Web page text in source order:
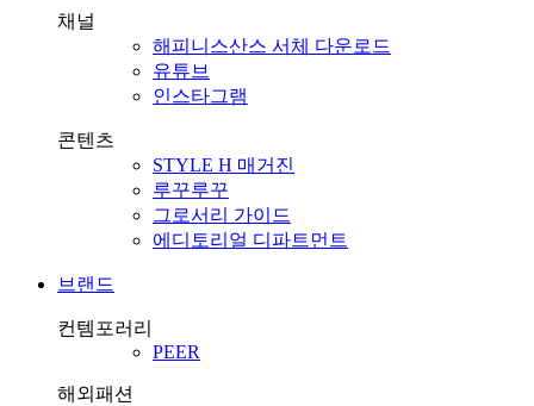
채널
해피니스산스 서체 다운로드
유튜브
인스타그램
콘텐츠
STYLE H 매거진
루꾸루꾸
그로서리 가이드
에디토리얼 디파트먼트
브랜드
컨템포러리
PEER
해외패션